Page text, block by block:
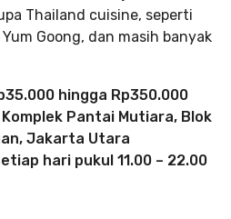
Thailand cuisine, seperti
Goong, dan masih banyak
hingga Rp350.000
Pantai Mutiara, Blok
Jakarta Utara
hari pukul 11.00 – 22.00